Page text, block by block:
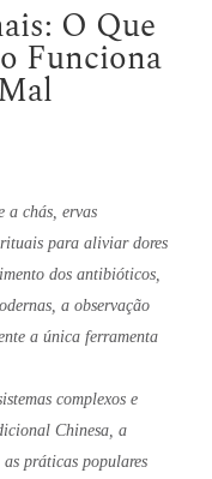
O Que
Funciona
a chás, ervas
para aliviar dores
dos antibióticos,
a observação
a única ferramenta
complexos e
Chinesa, a
práticas populares